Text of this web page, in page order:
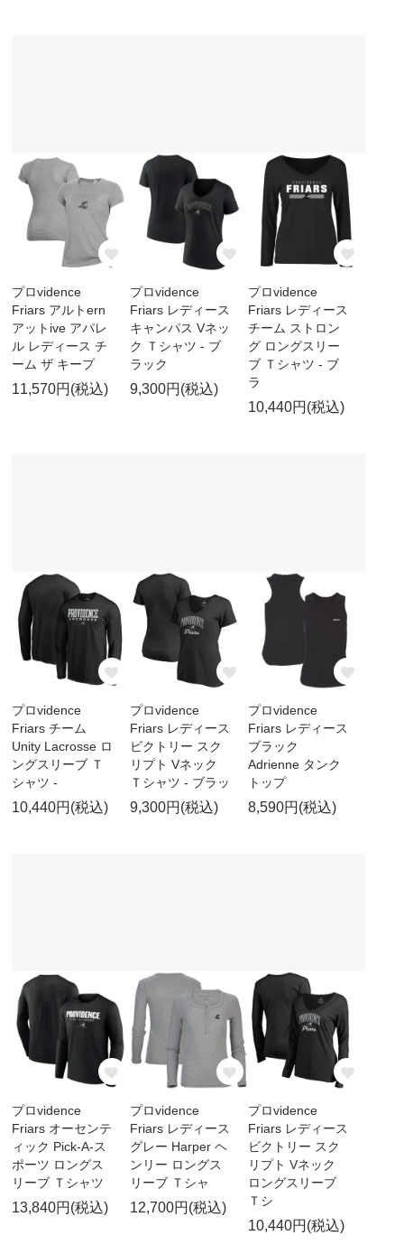
プロvidence
Friars アルトern
アットive アパレ
ル レディース チ
ーム ザ キープ
11,570円(税込)
プロvidence
Friars レディース
キャンパス Vネッ
ク Ｔシャツ - ブ
ラック
9,300円(税込)
プロvidence
Friars レディース
チーム ストロン
グ ロングスリー
ブ Ｔシャツ - ブ
ラ
10,440円(税込)
プロvidence
Friars チーム
Unity Lacrosse ロ
ングスリーブ Ｔ
シャツ -
10,440円(税込)
プロvidence
Friars レディース
ビクトリー スク
リプト Vネック
Ｔシャツ - ブラッ
9,300円(税込)
プロvidence
Friars レディース
ブラック
Adrienne タンク
トップ
8,590円(税込)
プロvidence
Friars オーセンテ
ィック Pick-A-ス
ポーツ ロングス
リーブ Ｔシャツ
13,840円(税込)
プロvidence
Friars レディース
グレー Harper ヘ
ンリー ロングス
リーブ Ｔシャ
12,700円(税込)
プロvidence
Friars レディース
ビクトリー スク
リプト Vネック
ロングスリーブ
Ｔシ
10,440円(税込)